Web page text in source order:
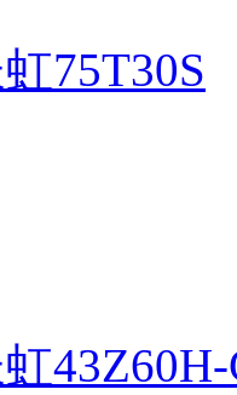
75T30S
43Z60H-